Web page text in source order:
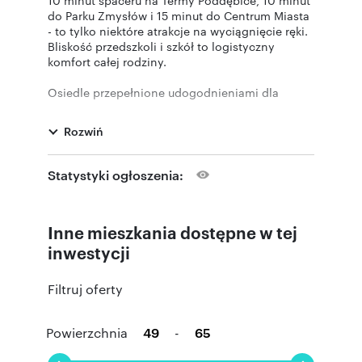
do Parku Zmysłów i 15 minut do Centrum Miasta
- to tylko niektóre atrakcje na wyciągnięcie ręki.
Bliskość przedszkoli i szkół to logistyczny
komfort całej rodziny.
Osiedle przepełnione udogodnieniami dla
1. 5 budynków mieszkalnych, a w każdym:
winda
rowerowania/wózkownia na parterze z
fotowoltaika wspierająca zasilanie części
wspólnych z możliwością jej późniejszej
rozbudowy
m. kwadratowych)
Rozwiń
Statystyki ogłoszenia:
Inne mieszkania dostępne w tej
inwestycji
Filtruj oferty
Powierzchnia -